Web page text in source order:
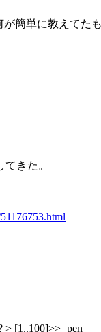
が簡単に教えてた
きた。
[1..100]>>=pen